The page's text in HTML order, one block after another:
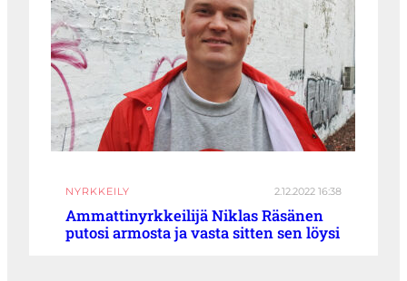
NYRKKEILY 2.12.2022 16:38
Ammattinyrkkeilijä Niklas Räsänen
putosi armosta ja vasta sitten sen löysi